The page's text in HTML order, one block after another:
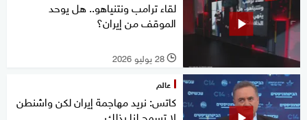
لقاء ترامب ونتنياهو.. هل يوحد
الموقف من إيران؟
l 28 يوليو 2026
عالم
كاتس: نريد مهاجمة إيران لكن واشنطن
لا تسمح لنا بذلك